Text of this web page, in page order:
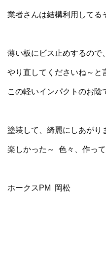
業者さんは結構利用してる
薄い板にビス止めするので
やり直してくださいね～と
この軽いインパクトのお陰
塗装して、綺麗にしあがり
楽しかった～ 色々、作っ
ホークスPM 岡松